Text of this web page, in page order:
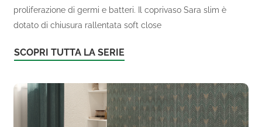
proliferazione di germi e batteri. Il coprivaso Sara slim è
dotato di chiusura rallentata soft close
SCOPRI TUTTA LA SERIE